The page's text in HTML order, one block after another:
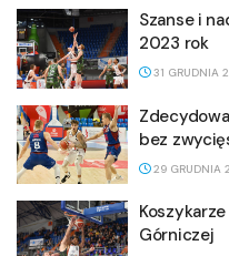
Szanse i
2023 rok
31 GRUDNIA
bez
29 GRUDNIA
Górniczej